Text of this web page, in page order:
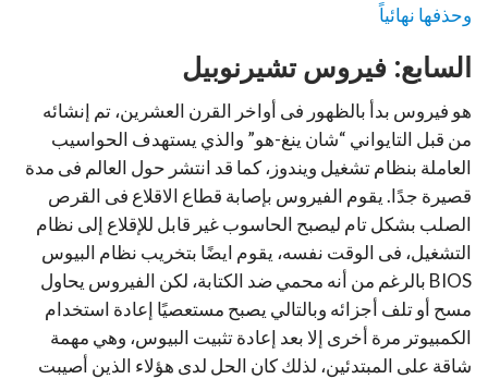
وحذفها نهائياً
السابع: فيروس تشيرنوبيل
هو فيروس بدأ بالظهور فى أواخر القرن العشرين، تم إنشائه
من قبل التايواني “شان ينغ-هو” والذي يستهدف الحواسيب
العاملة بنظام تشغيل ويندوز، كما قد انتشر حول العالم فى مدة
قصيرة جدًا. يقوم الفيروس بإصابة قطاع الاقلاع فى القرص
الصلب بشكل تام ليصبح الحاسوب غير قابل للإقلاع إلى نظام
التشغيل، فى الوقت نفسه، يقوم ايضًا بتخريب نظام البيوس
BIOS بالرغم من أنه محمي ضد الكتابة، لكن الفيروس يحاول
مسح أو تلف أجزائه وبالتالي يصبح مستعصيًا إعادة استخدام
الكمبيوتر مرة أخرى إلا بعد إعادة تثبيت البيوس، وهي مهمة
شاقة على المبتدئين، لذلك كان الحل لدى هؤلاء الذين أصيبت